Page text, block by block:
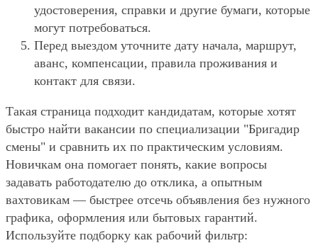
удостоверения, справки и другие бумаги, которые
могут потребоваться.
Перед выездом уточните дату начала, маршрут,
аванс, компенсации, правила проживания и
контакт для связи.
Такая страница подходит кандидатам, которые хотят
быстро найти вакансии по специализации "Бригадир
смены" и сравнить их по практическим условиям.
Новичкам она помогает понять, какие вопросы
задавать работодателю до отклика, а опытным
вахтовикам — быстрее отсечь объявления без нужного
графика, оформления или бытовых гарантий.
Используйте подборку как рабочий фильтр: